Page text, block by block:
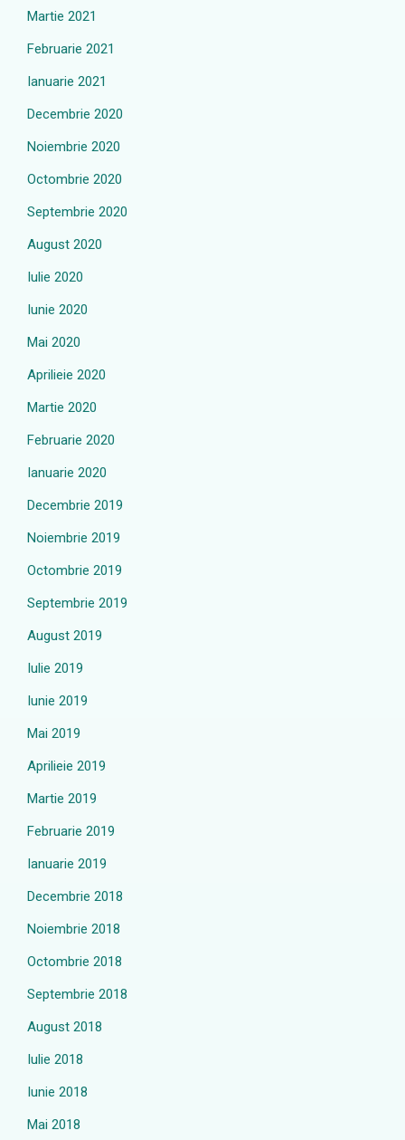
Martie 2021
Februarie 2021
Ianuarie 2021
Decembrie 2020
Noiembrie 2020
Octombrie 2020
Septembrie 2020
August 2020
Iulie 2020
Iunie 2020
Mai 2020
Aprilieie 2020
Martie 2020
Februarie 2020
Ianuarie 2020
Decembrie 2019
Noiembrie 2019
Octombrie 2019
Septembrie 2019
August 2019
Iulie 2019
Iunie 2019
Mai 2019
Aprilieie 2019
Martie 2019
Februarie 2019
Ianuarie 2019
Decembrie 2018
Noiembrie 2018
Octombrie 2018
Septembrie 2018
August 2018
Iulie 2018
Iunie 2018
Mai 2018